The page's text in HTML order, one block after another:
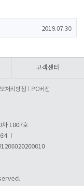
2019.07.30
고객센터
처리방침 PC버전
차 1807호